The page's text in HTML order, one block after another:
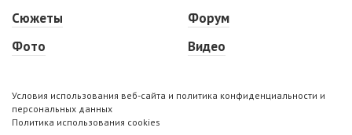
Сюжеты
Фото
Форум
Видео
Условия использования веб-сайта и политика конфиденциальности и
персональных данных
Политика использования cookies